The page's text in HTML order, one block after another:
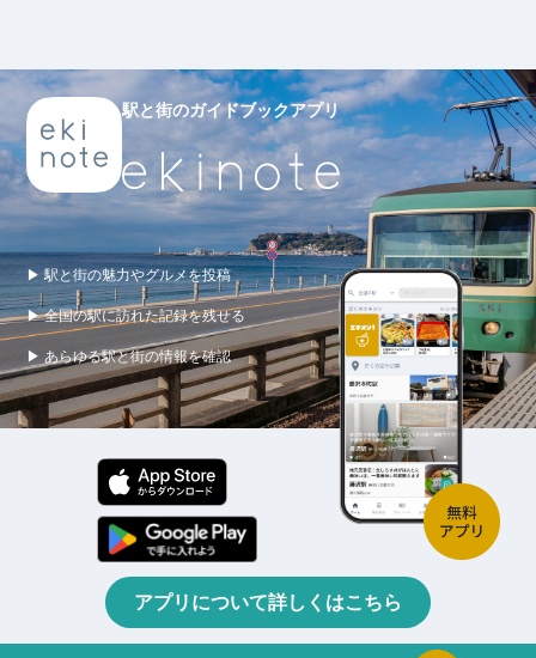
駅と街のガイドブックアプリ
▶ 駅と街の魅力やグルメを投稿
▶ 全国の駅に訪れた記録を残せる
▶ あらゆる駅と街の情報を確認
アプリについて詳しくはこちら